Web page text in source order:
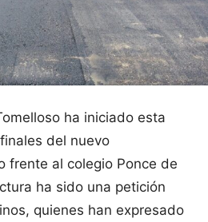
ha iniciado esta
del nuevo
frente al colegio Ponce de
ha sido una petición
quienes han expresado